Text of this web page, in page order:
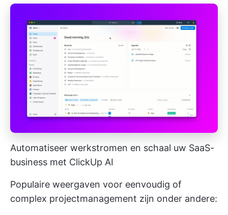
Automatiseer werkstromen en schaal uw SaaS-
business met ClickUp AI
Populaire weergaven voor eenvoudig of
complex projectmanagement zijn onder andere: